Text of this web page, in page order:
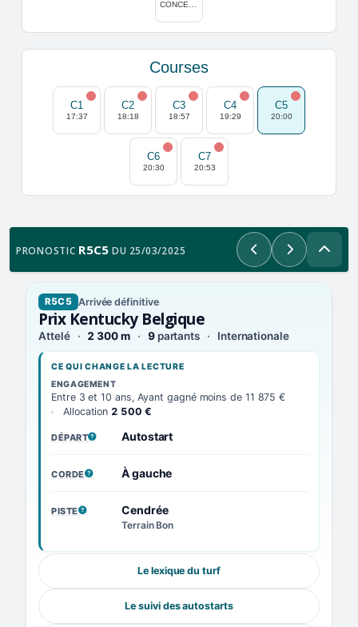
Courses
C1
17:37
C2
18:18
C3
18:57
C4
19:29
C5
20:00
C6
20:30
C7
20:53
PRONOSTIC R5C5 DU 25/03/2025 PrécédentSuivant
R5C5 Arrivée définitive
Prix Kentucky Belgique
Attelé 2 300 m 9partants Internationale
CE QUI CHANGE LA LECTURE
ENGAGEMENT
Entre 3 et 10 ans, Ayant gagné moins de 11 875 €
Allocation 2 500 €
DÉPART
, VOIR LA DÉFINITIONAutostart
CORDE
, VOIR LA DÉFINITION
À gauche
PISTE
, VOIR LA DÉFINITION
Cendrée
Terrain Bon
Le lexique du turf
Le suivi des autostarts